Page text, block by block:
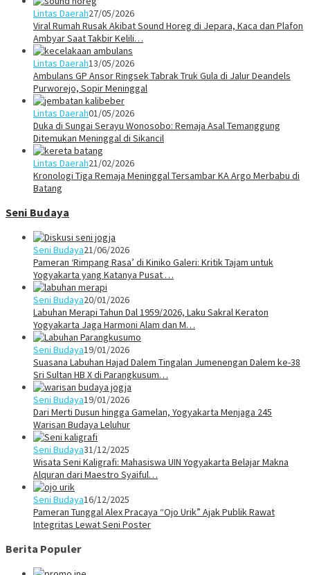
Lintas Daerah27/05/2026
Viral Rumah Rusak Akibat Sound Horeg di Jepara, Kaca dan Plafon
Ambyar Saat Takbir Kelili…
Lintas Daerah13/05/2026
Ambulans GP Ansor Ringsek Tabrak Truk Gula di Jalur Deandels
Purworejo, Sopir Meninggal
Lintas Daerah01/05/2026
Duka di Sungai Serayu Wonosobo: Remaja Asal Temanggung
Ditemukan Meninggal di Sikancil
Lintas Daerah21/02/2026
Kronologi Tiga Remaja Meninggal Tersambar KA Argo Merbabu di
Batang
Seni Budaya
Seni Budaya21/06/2026
Pameran ‘Rimpang Rasa’ di Kiniko Galeri: Kritik Tajam untuk
Yogyakarta yang Katanya Pusat …
Seni Budaya20/01/2026
Labuhan Merapi Tahun Dal 1959/2026, Laku Sakral Keraton
Yogyakarta Jaga Harmoni Alam dan M…
Seni Budaya19/01/2026
Suasana Labuhan Hajad Dalem Tingalan Jumenengan Dalem ke-38
Sri Sultan HB X di Parangkusum…
Seni Budaya19/01/2026
Dari Merti Dusun hingga Gamelan, Yogyakarta Menjaga 245
Warisan Budaya Leluhur
Seni Budaya31/12/2025
Wisata Seni Kaligrafi: Mahasiswa UIN Yogyakarta Belajar Makna
Alquran dari Maestro Syaiful…
Seni Budaya16/12/2025
Pameran Tunggal Alex Pracaya “Ojo Urik” Ajak Publik Rawat
Integritas Lewat Seni Poster
Berita Populer